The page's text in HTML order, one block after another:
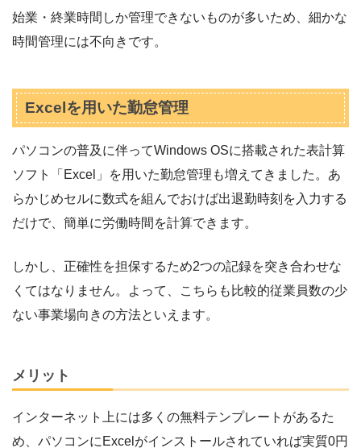
始業・終業時間しか管理できないものが多いため、細かな
時間管理には不向きです。
Excelを用いた勤怠管理
パソコンの普及に伴ってWindows OSに搭載された表計算
ソフト「Excel」を用いた勤怠管理も増えてきました。あ
らかじめセルに数式を組んでおけば出退勤時刻を入力する
だけで、簡単に労働時間を計算できます。
しかし、正確性を担保するため2つの記録を突き合わせな
くてはなりません。よって、こちらも比較的従業員数の少
ない事業場向きの方法といえます。
メリット
インターネット上には多くの無料テンプレートがあるた
め、パソコンにExcelがインストールされていれば実質0円